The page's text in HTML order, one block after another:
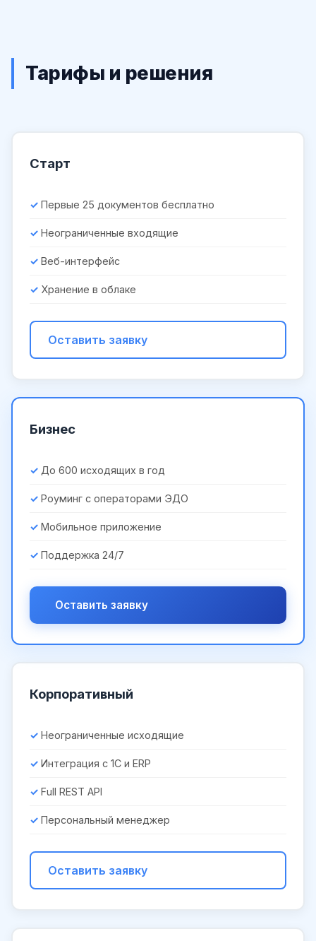
Тарифы и решения
Старт
Первые 25 документов бесплатно
Неограниченные входящие
Веб-интерфейс
Хранение в облаке
Оставить заявку
Бизнес
До 600 исходящих в год
Роуминг с операторами ЭДО
Мобильное приложение
Поддержка 24/7
Оставить заявку
Корпоративный
Неограниченные исходящие
Интеграция с 1С и ERP
Full REST API
Персональный менеджер
Оставить заявку